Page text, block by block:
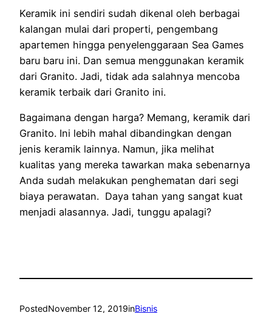
Keramik ini sendiri sudah dikenal oleh berbagai
kalangan mulai dari properti, pengembang
apartemen hingga penyelenggaraan Sea Games
baru baru ini. Dan semua menggunakan keramik
dari Granito. Jadi, tidak ada salahnya mencoba
keramik terbaik dari Granito ini.
Bagaimana dengan harga? Memang, keramik dari
Granito. Ini lebih mahal dibandingkan dengan
jenis keramik lainnya. Namun, jika melihat
kualitas yang mereka tawarkan maka sebenarnya
Anda sudah melakukan penghematan dari segi
biaya perawatan. Daya tahan yang sangat kuat
menjadi alasannya. Jadi, tunggu apalagi?
PostedNovember 12, 2019inBisnis